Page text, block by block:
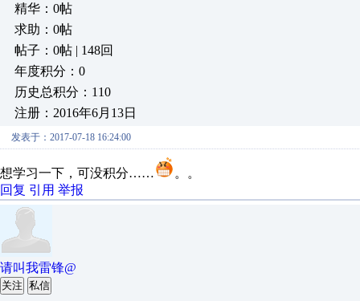
精华：0帖
求助：0帖
帖子：0帖 | 148回
年度积分：0
历史总积分：110
注册：2016年6月13日
发表于：2017-07-18 16:24:00
想学习一下，可没积分……
。。
回复 引用 举报
请叫我雷锋@
关注 私信